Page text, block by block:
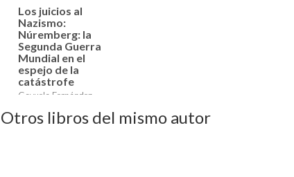
Los juicios al
Nazismo:
Núremberg: la
Segunda Guerra
Mundial en el
espejo de la
catástrofe
Cayuela Fernández,
José G., Gabaldón
Pacheco, Rafael Eduardo
Otros libros del mismo autor